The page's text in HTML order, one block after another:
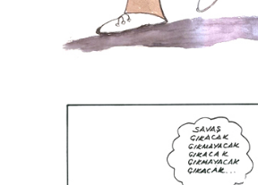
İsmet Lokman
İsmail Kar